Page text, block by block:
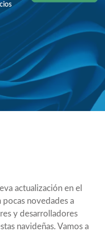
actualización en el
pocas novedades a
y desarrolladores
navideñas. Vamos a